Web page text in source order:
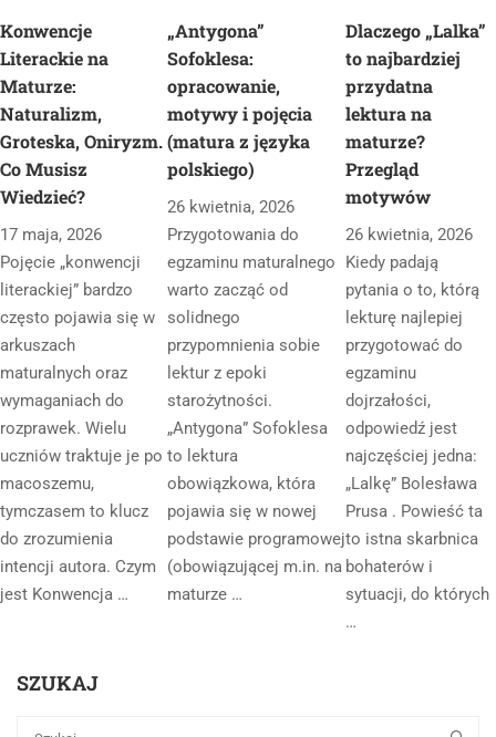
Konwencje
Literackie na
Maturze:
Naturalizm,
Groteska, Oniryzm.
Co Musisz
Wiedzieć?
17 maja, 2026
Pojęcie „konwencji
literackiej” bardzo
często pojawia się w
arkuszach
maturalnych oraz
wymaganiach do
rozprawek. Wielu
uczniów traktuje je po
macoszemu,
tymczasem to klucz
do zrozumienia
intencji autora. Czym
jest Konwencja …
„Antygona”
Sofoklesa:
opracowanie,
motywy i pojęcia
(matura z języka
polskiego)
26 kwietnia, 2026
Przygotowania do
egzaminu maturalnego
warto zacząć od
solidnego
przypomnienia sobie
lektur z epoki
starożytności.
„Antygona” Sofoklesa
to lektura
obowiązkowa, która
pojawia się w nowej
podstawie programowej
(obowiązującej m.in. na
maturze …
Dlaczego „Lalka”
to najbardziej
przydatna
lektura na
maturze?
Przegląd
motywów
26 kwietnia, 2026
Kiedy padają
pytania o to, którą
lekturę najlepiej
przygotować do
egzaminu
dojrzałości,
odpowiedź jest
najczęściej jedna:
„Lalkę” Bolesława
Prusa . Powieść ta
to istna skarbnica
bohaterów i
sytuacji, do których
…
SZUKAJ